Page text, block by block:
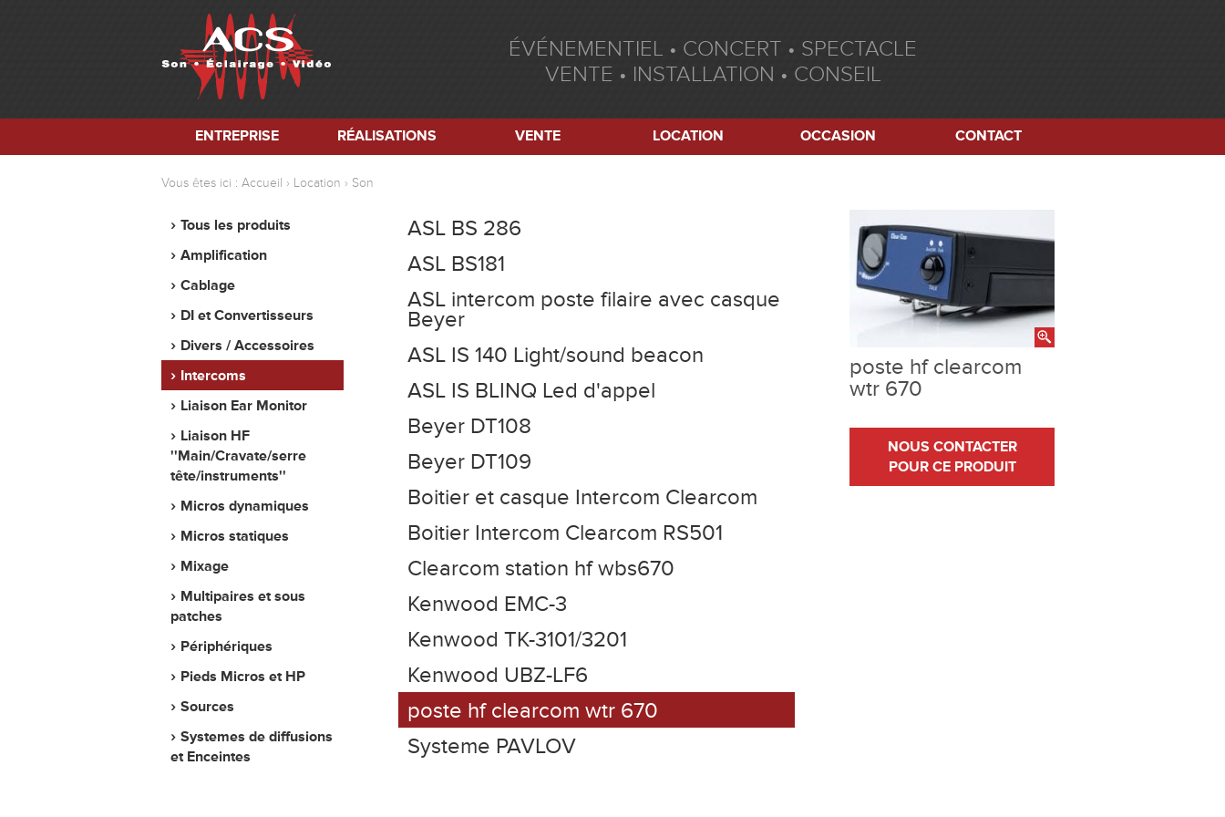
ÉVÉNEMENTIEL • CONCERT • SPECTACLE
VENTE • INSTALLATION • CONSEIL
ENTREPRISE RÉALISATIONS VENTE LOCATION OCCASION CONTACT
Vous êtes ici : Accueil Location Son
Tous les produits
Amplification
Cablage
DI et Convertisseurs
Divers / Accessoires
Intercoms
Liaison Ear Monitor
Liaison HF
''Main/Cravate/serre
tête/instruments''
Micros dynamiques
Micros statiques
Mixage
Multipaires et sous
patches
Périphériques
Pieds Micros et HP
Sources
Systemes de diffusions
et Enceintes
ASL BS 286
ASL BS181
ASL intercom poste filaire avec casque
Beyer
ASL IS 140 Light/sound beacon
ASL IS BLINQ Led d'appel
Beyer DT108
Beyer DT109
Boitier et casque Intercom Clearcom
Boitier Intercom Clearcom RS501
Clearcom station hf wbs670
Kenwood EMC-3
Kenwood TK-3101/3201
Kenwood UBZ-LF6
poste hf clearcom wtr 670
Systeme PAVLOV
poste hf clearcom
wtr 670
NOUS CONTACTER
POUR CE PRODUIT